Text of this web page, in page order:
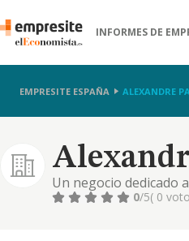
INFORMES DE
EMPRESITE ESPAÑA ALEXANDRE
Un negocio dedicado
0/5( 0